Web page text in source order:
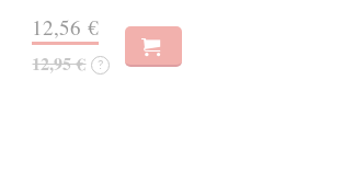
12,56 €
12,95 € ?